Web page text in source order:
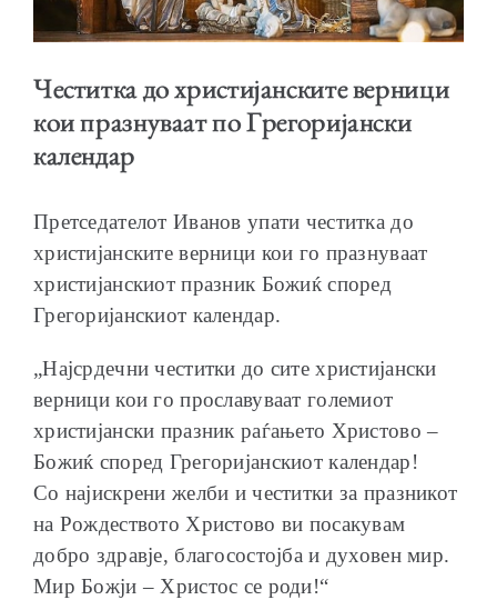
АКТИВНОСТИ
ОБРАЌАЊА
ШКОЛА ЗА МЛАДИ ЛИДЕРИ
ПРМ 2009-2019
Честитка до христијанските верници
кои празнуваат по Грегоријански
календар
Претседателот Иванов упати честитка до
христијанските верници кои го празнуваат
христијанскиот празник Божиќ според
Грегоријанскиот календар.
„Најсрдечни честитки до сите христијански
верници кои го прославуваат големиот
христијански празник раѓањето Христово –
Божиќ според Грегоријанскиот календар!
Со најискрени желби и честитки за празникот
на Рождеството Христово ви посакувам
добро здравје, благосостојба и духовен мир.
Мир Божји – Христос се роди!“